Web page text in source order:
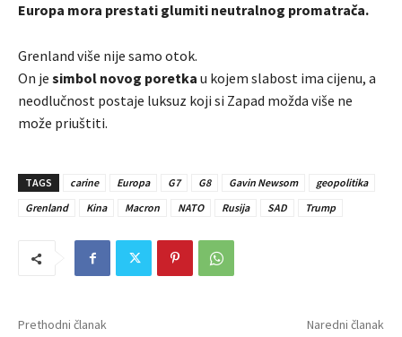
Europa mora prestati glumiti neutralnog promatrača.
Grenland više nije samo otok.
On je simbol novog poretka u kojem slabost ima cijenu, a
neodlučnost postaje luksuz koji si Zapad možda više ne
može priuštiti.
TAGS carine Europa G7 G8 Gavin Newsom
geopolitika
Grenland
Kina Macron NATO Rusija SAD Trump
Prethodni članak Naredni članak